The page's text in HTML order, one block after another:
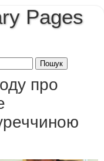
Pages
про